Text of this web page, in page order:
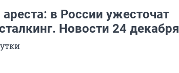
в России ужесточат
Новости 24 декабря